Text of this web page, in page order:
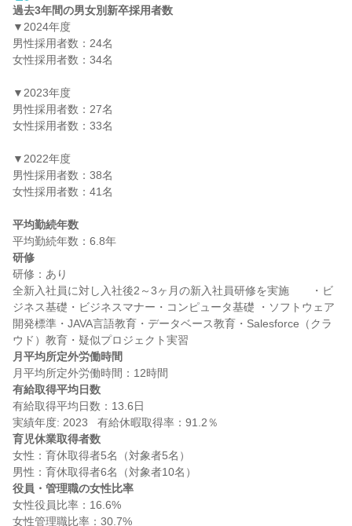
過去3年間の男女別新卒採用者数
▼2024年度
男性採用者数：24名
女性採用者数：34名
▼2023年度
男性採用者数：27名
女性採用者数：33名
▼2022年度
男性採用者数：38名
女性採用者数：41名
平均勤続年数
研修
研修：あり
全新入社員に対し入社後2～3ヶ月の新入社員研修を実施　　・ビ
ジネス基礎・ビジネスマナー・コンピュータ基礎 ・ソフトウェア
開発標準・JAVA言語教育・データベース教育・Salesforce（クラ
月平均所定外労働時間
有給取得平均日数
有給取得平均日数：13.6日
育児休業取得者数
女性：育休取得者5名（対象者5名）
役員・管理職の女性比率
女性役員比率：16.6%